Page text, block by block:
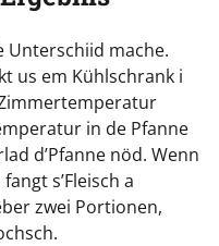
Unterschiid mache.
us em Kühlschrank i
Zimmertemperatur
in de Pfanne
d’Pfanne nöd. Wenn
s’Fleisch a
zwei Portionen,